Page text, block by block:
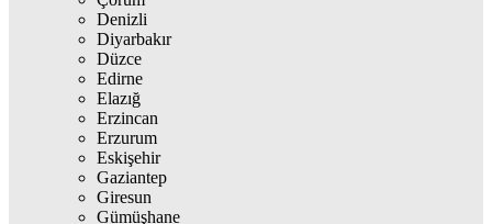
Denizli
Diyarbakır
Düzce
Edirne
Elazığ
Erzincan
Erzurum
Eskişehir
Gaziantep
Giresun
Gümüşhane